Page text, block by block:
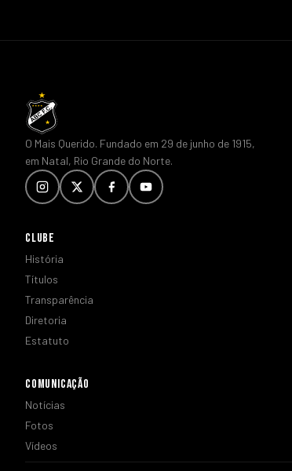
O Mais Querido. Fundado em 29 de junho de 1915,
em Natal, Rio Grande do Norte.
CLUBE
História
Títulos
Transparência
Diretoria
Estatuto
COMUNICAÇÃO
Notícias
Fotos
Vídeos